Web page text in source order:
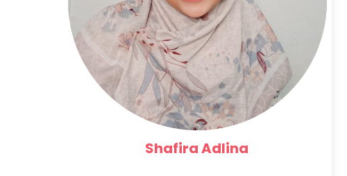
Shafira Adlina